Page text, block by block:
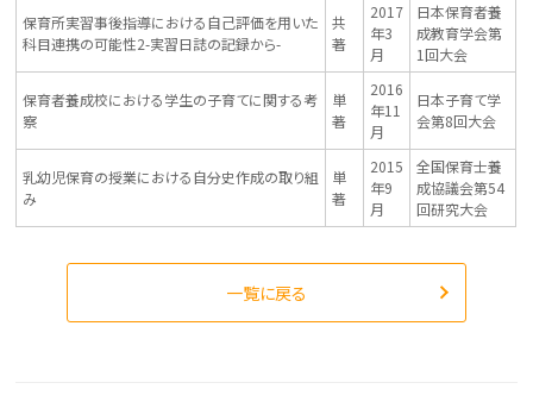
保育所実習事後指導における自己評価を用いた
科目連携の可能性2-実習日誌の記録から-
共
著
2017
年3
月
日本保育者養
成教育学会第
1回大会
保育者養成校における学生の子育てに関する考
察
単
著
2016
年11
月
日本子育て学
会第8回大会
乳幼児保育の授業における自分史作成の取り組
み
単
著
2015
年9
月
全国保育士養
成協議会第54
回研究大会
一覧に戻る